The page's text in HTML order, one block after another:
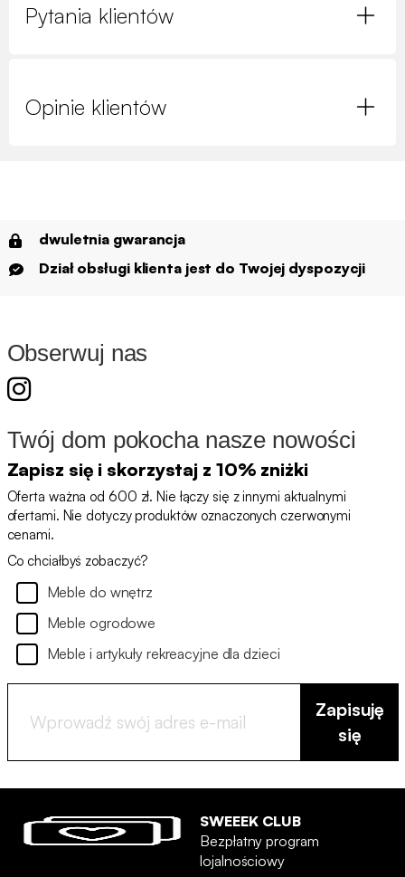
Pytania klientów
Opinie klientów
dwuletnia gwarancja
Dział obsługi klienta jest do Twojej dyspozycji
Obserwuj nas
Twój dom pokocha nasze nowości
Zapisz się i skorzystaj z 10% zniżki
Oferta ważna od 600 zł. Nie łączy się z innymi aktualnymi
ofertami. Nie dotyczy produktów oznaczonych czerwonymi
cenami.
Co chciałbyś zobaczyć?
Meble do wnętrz
Meble ogrodowe
Meble i artykuły rekreacyjne dla dzieci
Zapisuję
się
SWEEEK CLUB
Bezpłatny program
lojalnościowy